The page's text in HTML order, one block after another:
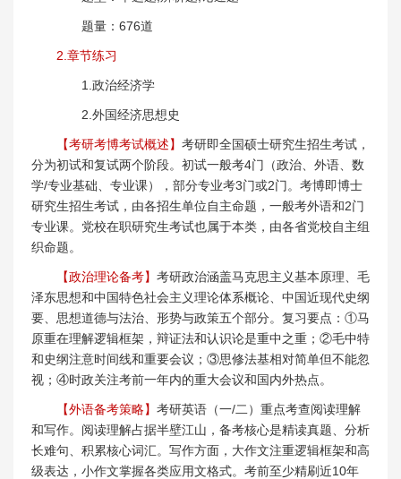
题量：676道
2.章节练习
1.政治经济学
2.外国经济思想史
【考研考博考试概述】 考研即全国硕士研究生招生考试，
分为初试和复试两个阶段。初试一般考4门（政治、外语、数
学/专业基础、专业课），部分专业考3门或2门。考博即博士
研究生招生考试，由各招生单位自主命题，一般考外语和2门
专业课。党校在职研究生考试也属于本类，由各省党校自主组
织命题。
【政治理论备考】 考研政治涵盖马克思主义基本原理、毛
泽东思想和中国特色社会主义理论体系概论、中国近现代史纲
要、思想道德与法治、形势与政策五个部分。复习要点：①马
原重在理解逻辑框架，辩证法和认识论是重中之重；②毛中特
和史纲注意时间线和重要会议；③思修法基相对简单但不能忽
视；④时政关注考前一年内的重大会议和国内外热点。
【外语备考策略】 考研英语（一/二）重点考查阅读理解
和写作。阅读理解占据半壁江山，备考核心是精读真题、分析
长难句、积累核心词汇。写作方面，大作文注重逻辑框架和高
级表达，小作文掌握各类应用文格式。考前至少精刷近10年